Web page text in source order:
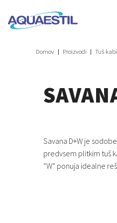
Domov Proizvodi Tuš
Savana D+W je
predvsem plitkim tuš
“W” ponuja idealne